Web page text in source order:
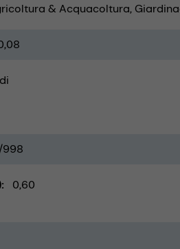
& Acquacoltura
0,60